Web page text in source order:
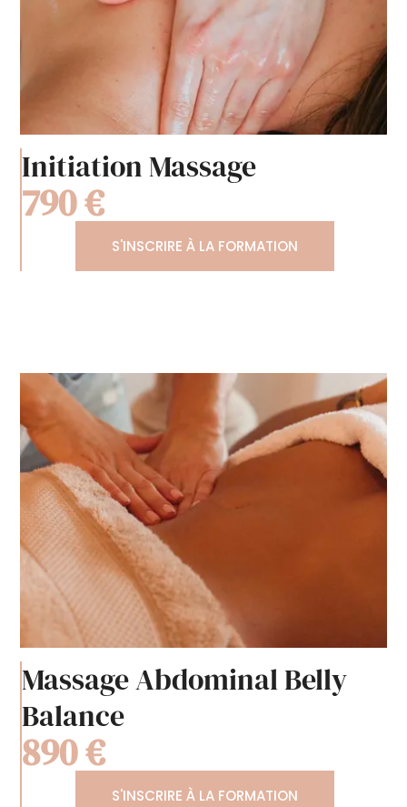
Initiation Massage
790 €
S'INSCRIRE À LA FORMATION
Massage Abdominal Belly
Balance
890 €
S'INSCRIRE À LA FORMATION